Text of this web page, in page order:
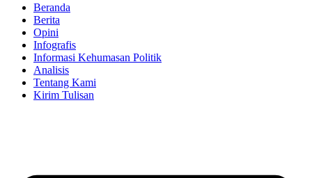
Beranda
Berita
Opini
Infografis
Informasi Kehumasan Politik
Analisis
Tentang Kami
Kirim Tulisan